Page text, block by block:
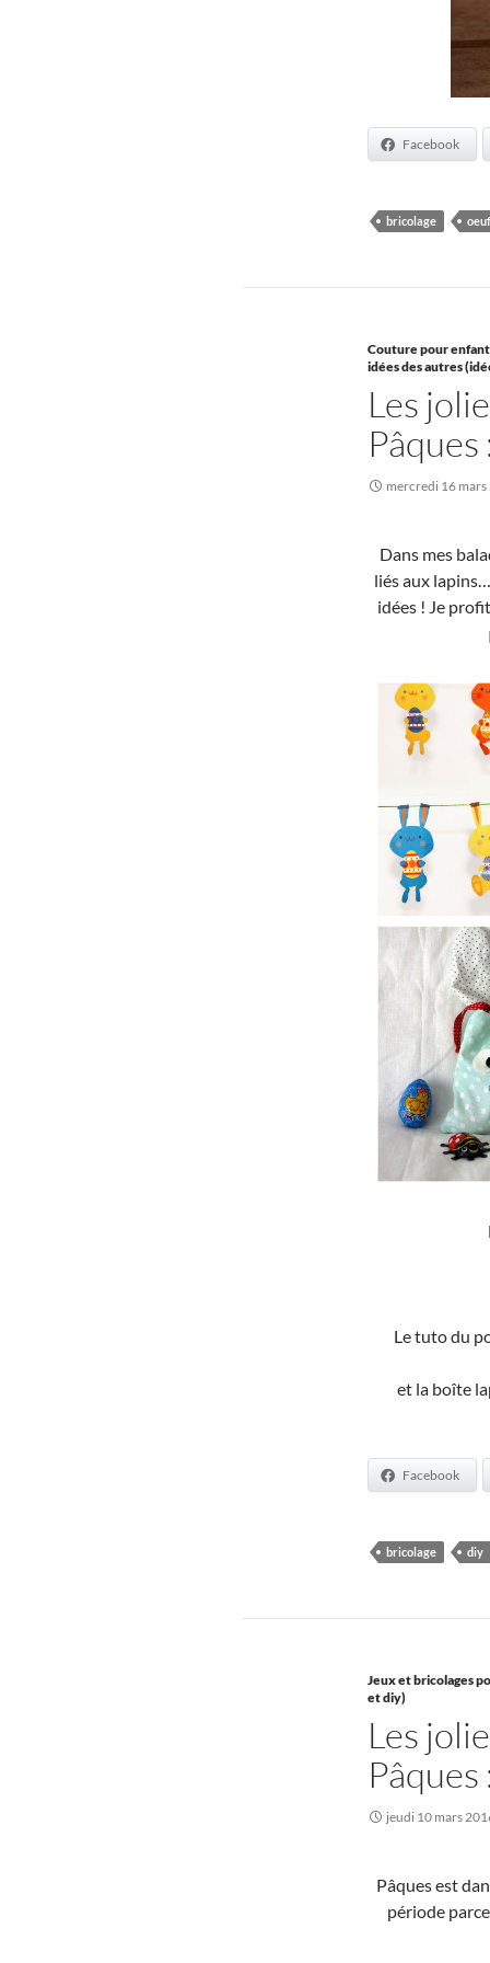
Facebook
bricolage oeuf
Couture pour enfant
idées des autres
Les
mercredi 16
Dans mes
liés aux
idées ! Je
Le tuto du
et la boîte
Facebook
bricolage diy
Jeux et bricolages
et diy)
Les
jeudi 10 mars
Pâques est
période